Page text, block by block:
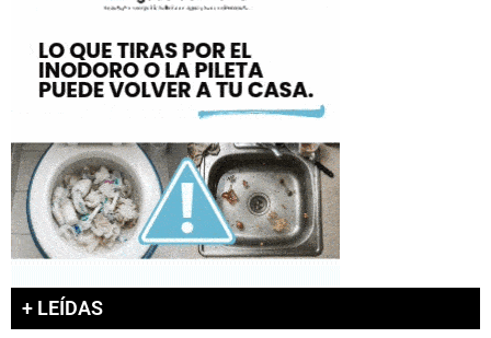
+ LEÍDAS